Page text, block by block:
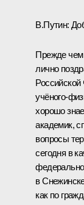
В.Путин:
Прежде
лично
хорошо
академик,
вопросы
сегодня в
в
как по